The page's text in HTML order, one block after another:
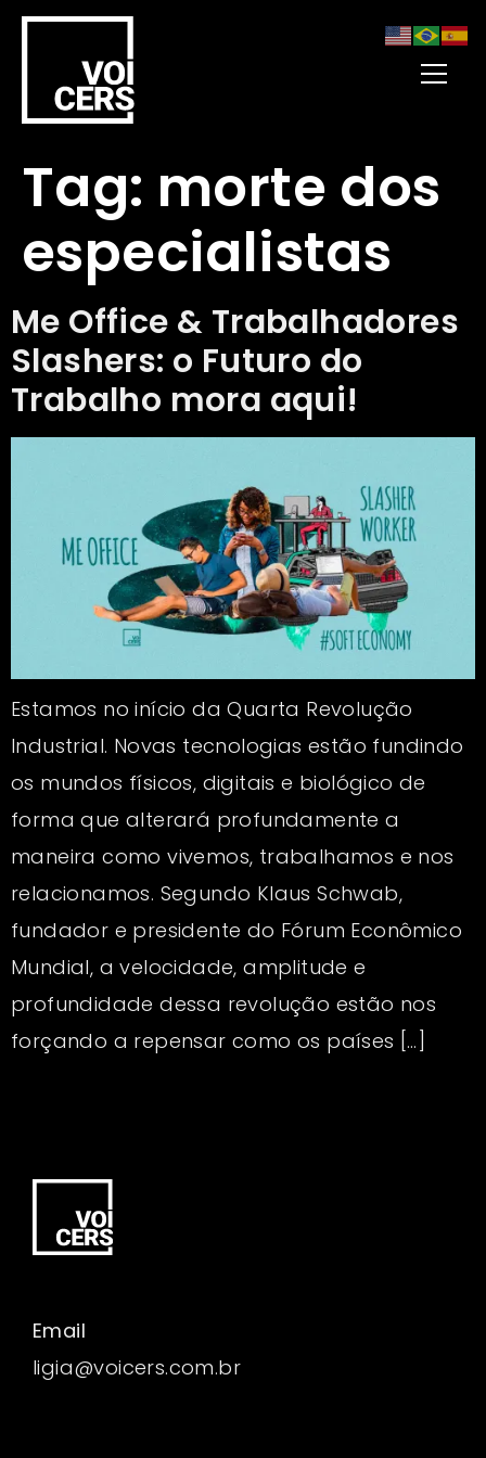
Tag: morte dos
especialistas
Me Office & Trabalhadores
Slashers: o Futuro do
Trabalho mora aqui!
Estamos no início da Quarta Revolução
Industrial. Novas tecnologias estão fundindo
os mundos físicos, digitais e biológico de
forma que alterará profundamente a
maneira como vivemos, trabalhamos e nos
relacionamos. Segundo Klaus Schwab,
fundador e presidente do Fórum Econômico
Mundial, a velocidade, amplitude e
profundidade dessa revolução estão nos
forçando a repensar como os países […]
Email
ligia@voicers.com.br